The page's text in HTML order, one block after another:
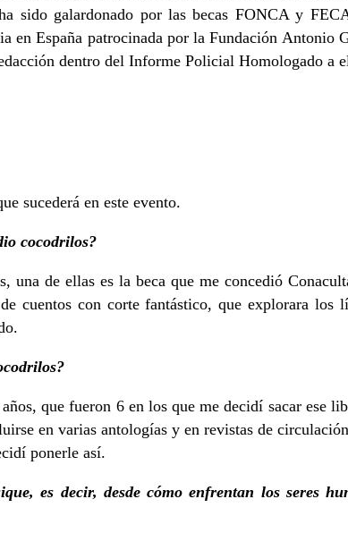
sido galardonado por las becas FONCA y
en España patrocinada por la Fundación
dentro del Informe Policial Homologado a
sucederá en este evento.
cocodrilos?
una de ellas es la beca que me concedió
cuentos con corte fantástico, que explorara los
que fueron 6 en los que me decidí sacar ese
en varias antologías y en revistas de
ponerle así.
es decir, desde cómo enfrentan los seres